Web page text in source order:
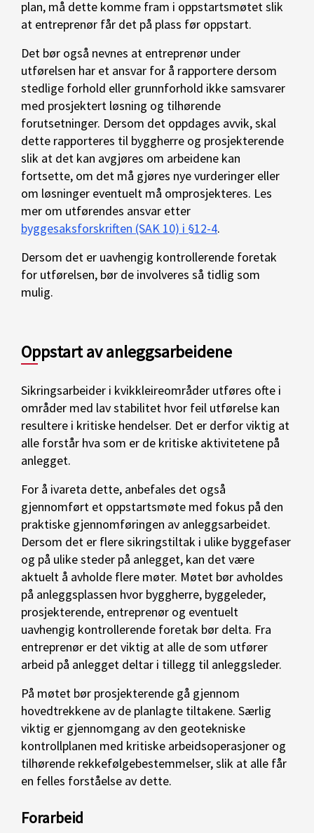
plan, må dette komme fram i oppstartsmøtet slik
at entreprenør får det på plass før oppstart.
Det bør også nevnes at entreprenør under
utførelsen har et ansvar for å rapportere dersom
stedlige forhold eller grunnforhold ikke samsvarer
med prosjektert løsning og tilhørende
forutsetninger. Dersom det oppdages avvik, skal
dette rapporteres til byggherre og prosjekterende
slik at det kan avgjøres om arbeidene kan
fortsette, om det må gjøres nye vurderinger eller
om løsninger eventuelt må omprosjekteres. Les
mer om utførendes ansvar etter
byggesaksforskriften (SAK 10) i §12-4.
Dersom det er uavhengig kontrollerende foretak
for utførelsen, bør de involveres så tidlig som
mulig.
Oppstart av anleggsarbeidene
Sikringsarbeider i kvikkleireområder utføres ofte i
områder med lav stabilitet hvor feil utførelse kan
resultere i kritiske hendelser. Det er derfor viktig at
alle forstår hva som er de kritiske aktivitetene på
anlegget.
For å ivareta dette, anbefales det også
gjennomført et oppstartsmøte med fokus på den
praktiske gjennomføringen av anleggsarbeidet.
Dersom det er flere sikringstiltak i ulike byggefaser
og på ulike steder på anlegget, kan det være
aktuelt å avholde flere møter. Møtet bør avholdes
på anleggsplassen hvor byggherre, byggeleder,
prosjekterende, entreprenør og eventuelt
uavhengig kontrollerende foretak bør delta. Fra
entreprenør er det viktig at alle de som utfører
arbeid på anlegget deltar i tillegg til anleggsleder.
På møtet bør prosjekterende gå gjennom
hovedtrekkene av de planlagte tiltakene. Særlig
viktig er gjennomgang av den geotekniske
kontrollplanen med kritiske arbeidsoperasjoner og
tilhørende rekkefølgebestemmelser, slik at alle får
en felles forståelse av dette.
Forarbeid